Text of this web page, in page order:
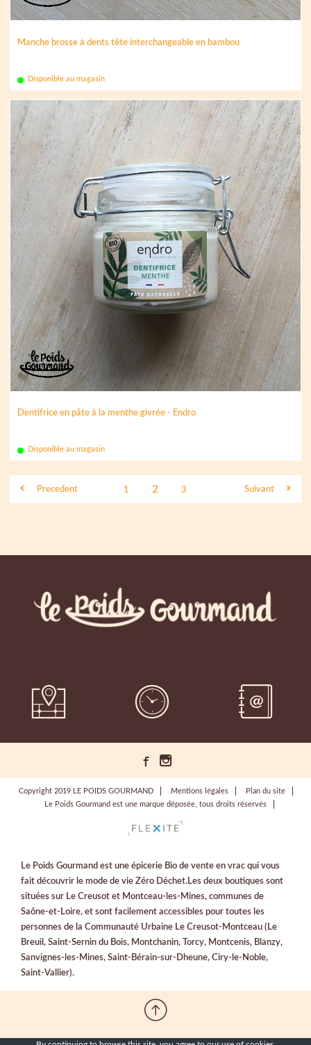
Manche brosse à dents tête interchangeable en bambou
Disponible au magasin
Dentifrice en pâte à la menthe givrée - Endro
Disponible au magasin
Precedent 1 2 3 Suivant
Copyright 2019 LE POIDS GOURMAND Mentions légales
Plan du site
Le Poids Gourmand est une marque déposée, tous droits réservés
Le Poids Gourmand est une épicerie Bio de vente en vrac qui vous
fait découvrir le mode de vie Zéro Déchet.Les deux boutiques sont
situées sur Le Creusot et Montceau-les-Mines, communes de
Saône-et-Loire, et sont facilement accessibles pour toutes les
personnes de la Communauté Urbaine Le Creusot-Montceau (Le
Breuil, Saint-Sernin du Bois, Montchanin, Torcy, Montcenis, Blanzy,
Sanvignes-les-Mines, Saint-Bérain-sur-Dheune, Ciry-le-Noble,
Saint-Vallier).